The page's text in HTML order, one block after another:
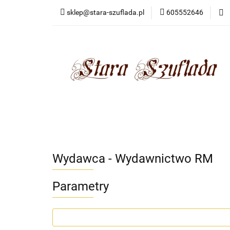
sklep@stara-szuflada.pl 605552646
NOWOŚCI
Wydawca - Wydawnictwo RM
Parametry